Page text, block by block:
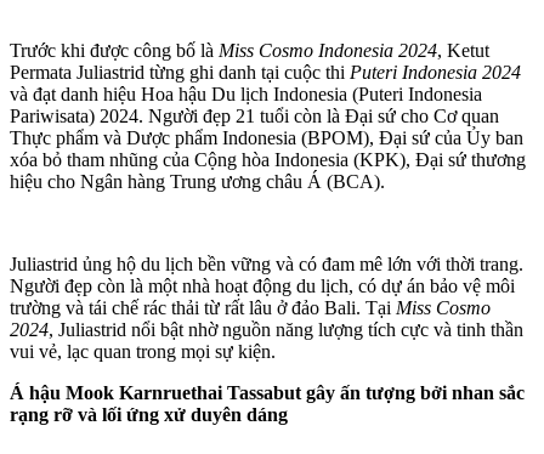
Trước khi được công bố là Miss Cosmo Indonesia 2024, Ketut
Permata Juliastrid từng ghi danh tại cuộc thi Puteri Indonesia 2024
và đạt danh hiệu Hoa hậu Du lịch Indonesia (Puteri Indonesia
Pariwisata) 2024. Người đẹp 21 tuổi còn là Đại sứ cho Cơ quan
Thực phẩm và Dược phẩm Indonesia (BPOM), Đại sứ của Ủy ban
xóa bỏ tham nhũng của Cộng hòa Indonesia (KPK), Đại sứ thương
hiệu cho Ngân hàng Trung ương châu Á (BCA).
Juliastrid ủng hộ du lịch bền vững và có đam mê lớn với thời trang.
Người đẹp còn là một nhà hoạt động du lịch, có dự án bảo vệ môi
trường và tái chế rác thải từ rất lâu ở đảo Bali. Tại Miss Cosmo
2024, Juliastrid nổi bật nhờ nguồn năng lượng tích cực và tinh thần
vui vẻ, lạc quan trong mọi sự kiện.
Á hậu Mook Karnruethai Tassabut gây ấn tượng bởi nhan sắc
rạng rỡ và lối ứng xử duyên dáng